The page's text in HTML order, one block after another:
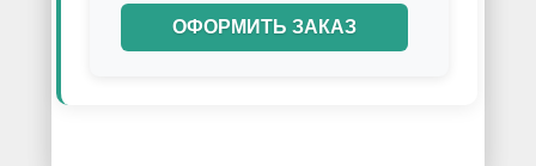
ОФОРМИТЬ ЗАКАЗ